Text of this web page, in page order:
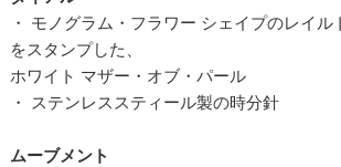
・ モノグラム・フラワー シェイプのレイル
をスタンプした、
ホワイト マザー・オブ・パール
・ ステンレススティール製の時分針
ムーブメント